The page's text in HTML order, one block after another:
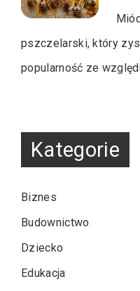
pszczelarski, który
popularność ze
Kategorie
Biznes
Budownictwo
Dziecko
Edukacja